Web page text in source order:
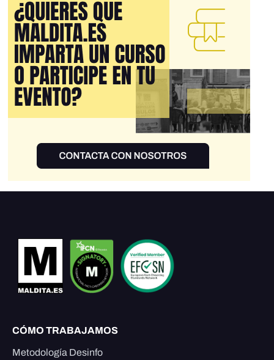
CÓMO TRABAJAMOS
Metodología Desinfo